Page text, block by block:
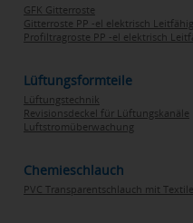
GFK Gitterroste
Gitterroste PP -el elektrisch Leitfähig
Profiltragroste PP -el elektrisch
Lüftungsformteile
Lüftungstechnik
Revisionsdeckel für Lüftungskanäle
Luftstromüberwachung
Chemieschlauch
PVC Transparentschlauch mit